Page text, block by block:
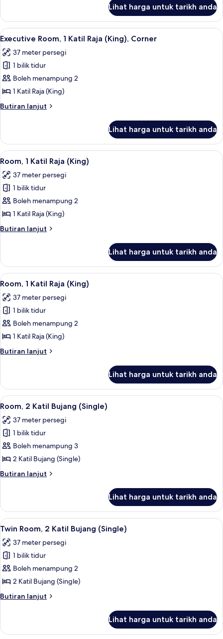
Raja
(King)
Room,
Katil
(King)
Lihat harga untuk tarikh anda
Lihat
semua
foto
untuk
Executive
Room,
1
Katil
(King),
Corner
Executive Room, 1 Katil Raja (King),
5
Executive Room, 1 Katil Raja (King), Corner
37 meter persegi
1 bilik tidur
Boleh menampung 2
1 Katil Raja (King)
Butiran lanjut
Butiran
Room,
Katil
(King),
Corner
Lihat harga untuk tarikh anda
Lihat
semua
foto
untuk
Room,
1
Katil
Raja
Room, 1 Katil Raja (King) |
1
Room, 1 Katil Raja (King)
37 meter persegi
1 bilik tidur
Boleh menampung 2
1 Katil Raja (King)
Butiran lanjut
Butiran
1
Katil
Raja
Lihat harga untuk tarikh anda
Lihat
semua
foto
untuk
Room,
1
Katil
Raja
Room, 1 Katil Raja (King) |
2
Room, 1 Katil Raja (King)
37 meter persegi
1 bilik tidur
Boleh menampung 2
1 Katil Raja (King)
Butiran lanjut
Butiran
1
Katil
Raja
Lihat harga untuk tarikh anda
Lihat
semua
foto
untuk
Room,
2
Katil
Bujang
Room, 2 Katil Bujang (Single) |
1
Room, 2 Katil Bujang (Single)
37 meter persegi
1 bilik tidur
Boleh menampung 3
2 Katil Bujang (Single)
Butiran lanjut
Butiran
2
Katil
Bujang
Lihat harga untuk tarikh anda
Lihat
semua
foto
untuk
Twin
Room,
2
Katil
(Single)
Twin Room, 2 Katil Bujang (Single) |
3
Twin Room, 2 Katil Bujang (Single)
37 meter persegi
1 bilik tidur
Boleh menampung 2
2 Katil Bujang (Single)
Butiran lanjut
Butiran
Room,
Lihat harga untuk tarikh anda